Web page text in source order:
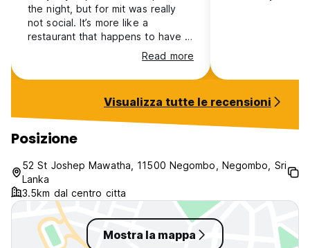
the night, but for mit was really
not social. It’s more like a
restaurant that happens to have a
Read more
Visualizza tutte le recensioni
Posizione
52 St Joshep Mawatha, 11500 Negombo, Negombo, Sri
Lanka
3.5km dal centro citta
Mostra la mappa